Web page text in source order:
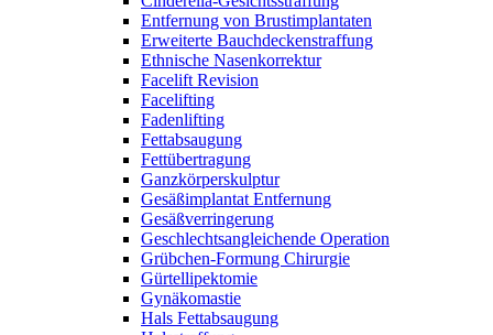
Entfernung von Brustimplantaten
Erweiterte Bauchdeckenstraffung
Ethnische Nasenkorrektur
Facelift Revision
Facelifting
Fadenlifting
Fettabsaugung
Fettübertragung
Ganzkörperskulptur
Gesäßimplantat Entfernung
Gesäßverringerung
Geschlechtsangleichende Operation
Grübchen-Formung Chirurgie
Gürtellipektomie
Gynäkomastie
Hals Fettabsaugung